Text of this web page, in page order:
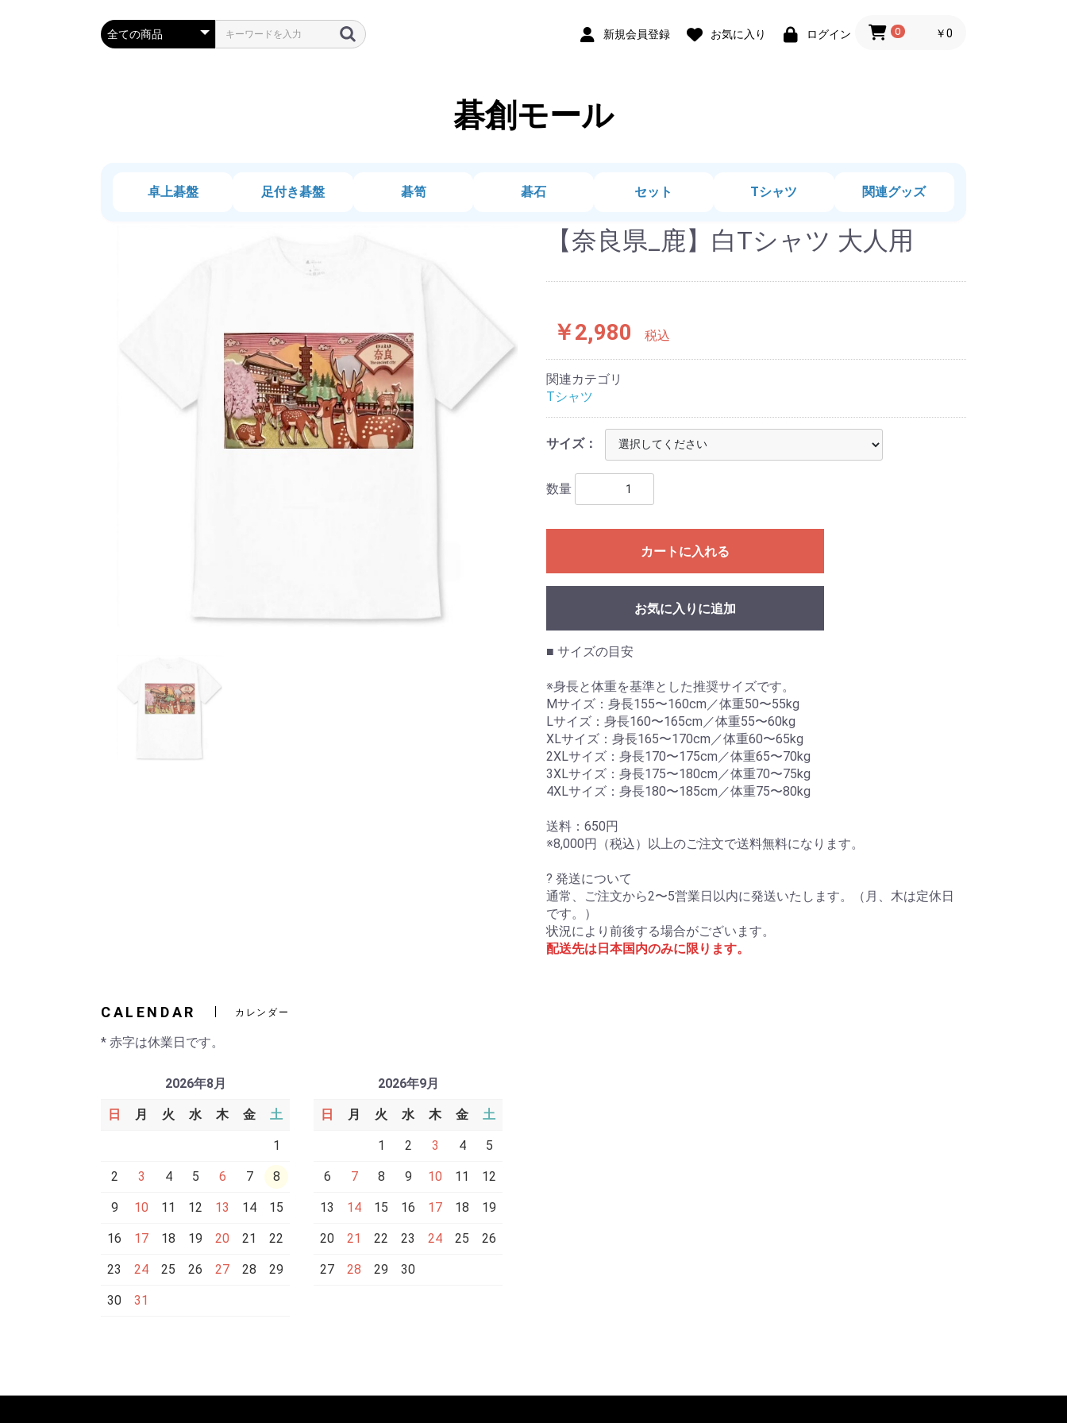
新規会員登録 お気に入り ログイン 0 ￥0
碁創モール
卓上碁盤 足付き碁盤 碁笥 碁石 セット Tシャツ 関連グッズ
【奈良県_鹿】白Tシャツ 大人用
￥2,980 税込
関連カテゴリ
Tシャツ
サイズ：
数量
カートに入れる
お気に入りに追加
■ サイズの目安
※身長と体重を基準とした推奨サイズです。
Mサイズ：身長155〜160cm／体重50〜55kg
Lサイズ：身長160〜165cm／体重55〜60kg
XLサイズ：身長165〜170cm／体重60〜65kg
2XLサイズ：身長170〜175cm／体重65〜70kg
3XLサイズ：身長175〜180cm／体重70〜75kg
4XLサイズ：身長180〜185cm／体重75〜80kg
送料：650円
※8,000円（税込）以上のご注文で送料無料になります。
? 発送について
通常、ご注文から2〜5営業日以内に発送いたします。（月、木は定休日
です。）
状況により前後する場合がございます。
配送先は日本国内のみに限ります。
CALENDAR カレンダー
* 赤字は休業日です。
2026年8月
日 月 火 水 木 金 土
1
2 3 4 5 6 7 8
9 10 11 12 13 14 15
16 17 18 19 20 21 22
23 24 25 26 27 28 29
30 31
2026年9月
日 月 火 水 木 金 土
1 2 3 4 5
6 7 8 9 10 11 12
13 14 15 16 17 18 19
20 21 22 23 24 25 26
27 28 29 30